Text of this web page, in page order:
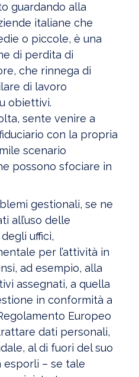
guardando alla
italiane che
o piccole, è una
di perdita di
che rinnega di
di lavoro
obiettivi.
sente venire a
con la propria
scenario
possono sfociare in
gestionali, se ne
all’uso delle
uffici,
per l’attività in
ad esempio, alla
assegnati, a quella
in conformità a
Europeo
dati personali,
al di fuori del suo
– se tale